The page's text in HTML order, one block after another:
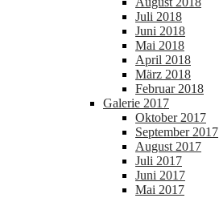
Juli 2018
Juni 2018
Mai 2018
April 2018
März 2018
Februar 2018
Galerie 2017
Oktober 2017
September 2017
August 2017
Juli 2017
Juni 2017
Mai 2017